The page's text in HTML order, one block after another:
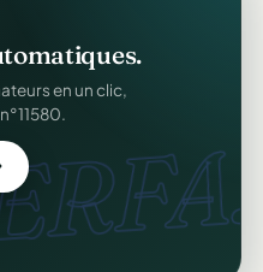
en un clic,